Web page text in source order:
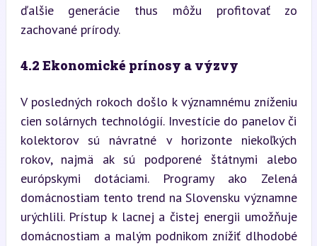
ďalšie generácie thus môžu profitovať zo
zachované prírody.
4.2 Ekonomické prínosy a výzvy
V posledných rokoch došlo k významnému zníženiu
cien solárnych technológií. Investície do panelov či
kolektorov sú návratné v horizonte niekoľkých
rokov, najmä ak sú podporené štátnymi alebo
európskymi dotáciami. Programy ako Zelená
domácnostiam tento trend na Slovensku významne
urýchlili. Prístup k lacnej a čistej energii umožňuje
domácnostiam a malým podnikom znížiť dlhodobé